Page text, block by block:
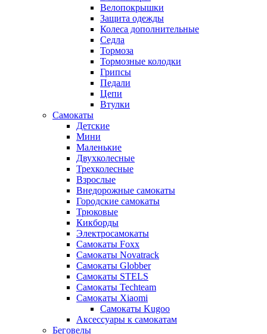
Велопокрышки
Защита одежды
Колеса дополнительные
Седла
Тормоза
Тормозные колодки
Грипсы
Педали
Цепи
Втулки
Самокаты
Детские
Мини
Маленькие
Двухколесные
Трехколесные
Взрослые
Внедорожные самокаты
Городские самокаты
Трюковые
Кикборды
Электросамокаты
Самокаты Foxx
Самокаты Novatrack
Самокаты Globber
Самокаты STELS
Самокаты Techteam
Самокаты Xiaomi
Самокаты Kugoo
Аксессуары к самокатам
Беговелы